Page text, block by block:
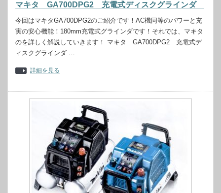
マキタ GA700DPG2 充電式ディスクグラインダ
今回はマキタGA700DPG2のご紹介です！AC機同等のパワーと充
実の安心機能！180mm充電式グラインダです！それでは、マキタ
のを詳しく解説していきます！ マキタ GA700DPG2 充電式デ
ィスクグラインダ …
詳細を見る